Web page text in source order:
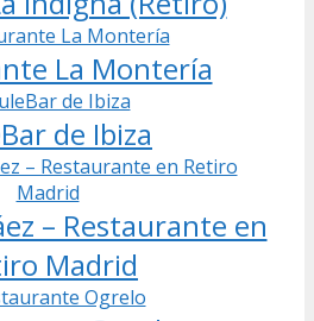
La Montería
de Ibiza
– Restaurante en
Madrid